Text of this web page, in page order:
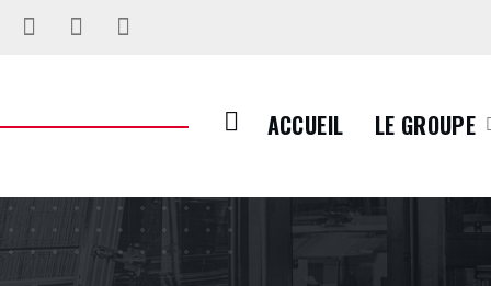
ACCUEIL LE GROUPE